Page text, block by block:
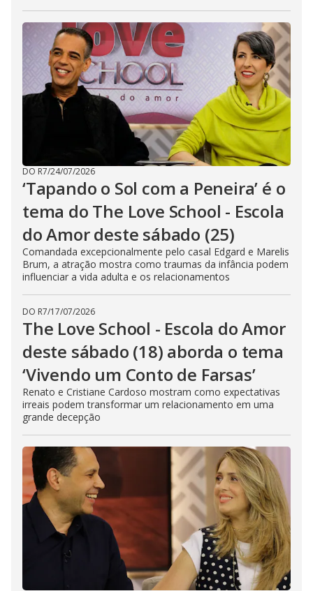
DO R7/24/07/2026
‘Tapando o Sol com a Peneira’ é o
tema do The Love School - Escola
do Amor deste sábado (25)
Comandada excepcionalmente pelo casal Edgard e Marelis
Brum, a atração mostra como traumas da infância podem
influenciar a vida adulta e os relacionamentos
DO R7/17/07/2026
The Love School - Escola do Amor
deste sábado (18) aborda o tema
‘Vivendo um Conto de Farsas’
Renato e Cristiane Cardoso mostram como expectativas
irreais podem transformar um relacionamento em uma
grande decepção